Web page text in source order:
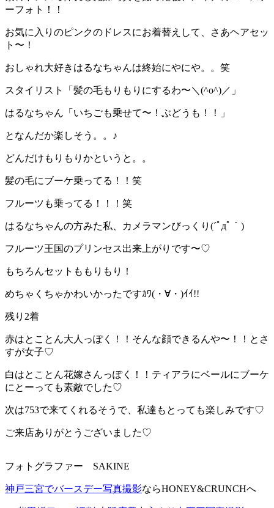
ーフォト！！
お気に入りのピンクのドレスにお着替えして、さあヘアセッ
ト〜！
おしゃれ大好きはるなちゃんは終始にやにや。。笑
スタイリスト「髪の毛もりもりにするわ〜＼(^o^)／」
はるなちゃん「いちごも乗せて〜！ぶどうも！！」
となんだか楽しそう。。♪
どんだけもりもりかというと。。
髪の毛にブーケ乗ってる！！笑
フルーツも乗ってる！！！笑
はるなちゃんの方みた私、カメラマンびっくり(´ﾟдﾟ｀)
フルーツ王国のプリンセス出来上がりです〜♡
もちろんセットももりもり！
めちゃくちゃかわいかったですｶﾜ(・∀・)ｲｲ!!
残り2着
赤はとことん大人っぽく！！そんな顔できるんや〜！！とさ
すが女子♡
白はとことん花嫁さんっぽく！！ティアラにベールにブーケ
にとーっても素敵でした♡
次は753で来てくれるそうで、私達もとっても楽しみです♡
ご来店ありがとうございました♡
フォトグラファー SAKINE
神戸三宮でバースデー写真撮影ならHONEY&CRUNCHへ